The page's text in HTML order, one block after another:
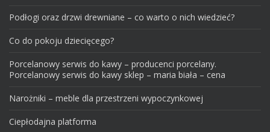
Podłogi oraz drzwi drewniane – co warto o nich wiedzieć?
Co do pokoju dziecięcego?
Porcelanowy serwis do kawy – producenci porcelany.
Porcelanowy serwis do kawy sklep – maria biała – cena
Narożniki – meble dla przestrzeni wypoczynkowej
Ciepłodajna platforma